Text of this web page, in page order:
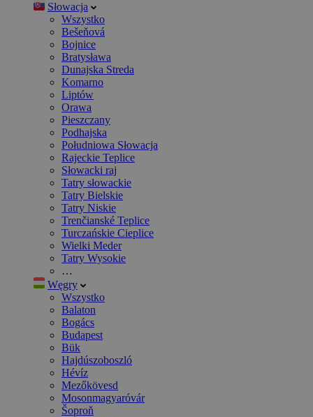
Słowacja
Wszystko
Bešeňová
Bojnice
Bratysława
Dunajska Streda
Komarno
Liptów
Orawa
Pieszczany
Podhajska
Południowa Słowacja
Rajeckie Teplice
Słowacki raj
Tatry słowackie
Tatry Bielskie
Tatry Niskie
Trenčianské Teplice
Turczańskie Cieplice
Wielki Meder
Tatry Wysokie
…
Węgry
Wszystko
Balaton
Bogács
Budapest
Bük
Hajdúszoboszló
Hévíz
Mezőkövesd
Mosonmagyaróvár
Šoproň